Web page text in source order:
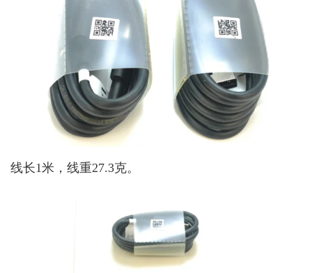
线长1米，线重27.3克。